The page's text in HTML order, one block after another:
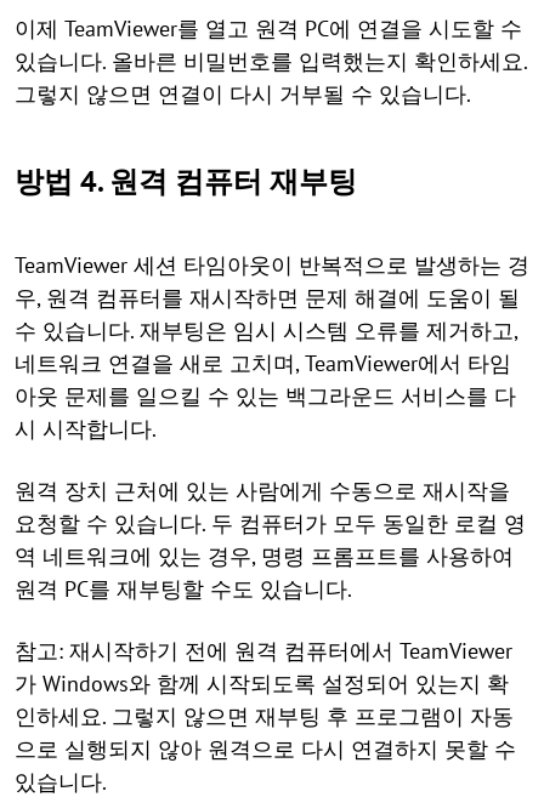
이제 TeamViewer를 열고 원격 PC에 연결을 시도할 수
있습니다. 올바른 비밀번호를 입력했는지 확인하세요.
그렇지 않으면 연결이 다시 거부될 수 있습니다.
방법 4. 원격 컴퓨터 재부팅
TeamViewer 세션 타임아웃이 반복적으로 발생하는 경
우, 원격 컴퓨터를 재시작하면 문제 해결에 도움이 될
수 있습니다. 재부팅은 임시 시스템 오류를 제거하고,
네트워크 연결을 새로 고치며, TeamViewer에서 타임
아웃 문제를 일으킬 수 있는 백그라운드 서비스를 다
시 시작합니다.
원격 장치 근처에 있는 사람에게 수동으로 재시작을
요청할 수 있습니다. 두 컴퓨터가 모두 동일한 로컬 영
역 네트워크에 있는 경우, 명령 프롬프트를 사용하여
원격 PC를 재부팅할 수도 있습니다.
참고: 재시작하기 전에 원격 컴퓨터에서 TeamViewer
가 Windows와 함께 시작되도록 설정되어 있는지 확
인하세요. 그렇지 않으면 재부팅 후 프로그램이 자동
으로 실행되지 않아 원격으로 다시 연결하지 못할 수
있습니다.